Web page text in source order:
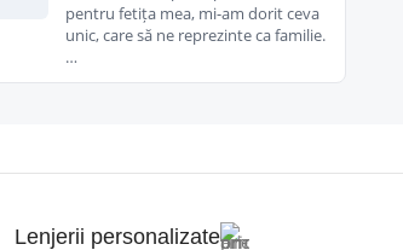
pentru fetița mea, mi-am dorit ceva
unic, care să ne reprezinte ca familie.
…
Lenjerii personalizate